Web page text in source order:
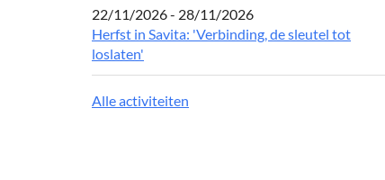
22/11/2026 - 28/11/2026
Herfst in Savita: 'Verbinding, de sleutel tot
loslaten'
Alle activiteiten